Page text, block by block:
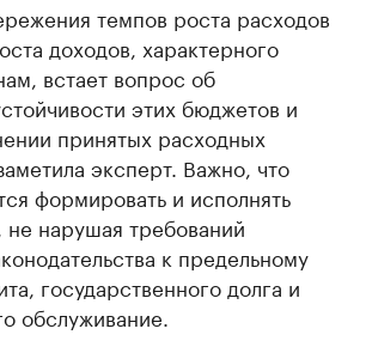
темпов роста расходов
доходов, характерного
встает вопрос об
этих бюджетов и
принятых расходных
эксперт. Важно, что
формировать и исполнять
нарушая требований
к предельному
государственного долга и
обслуживание.